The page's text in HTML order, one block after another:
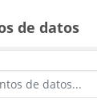
de datos